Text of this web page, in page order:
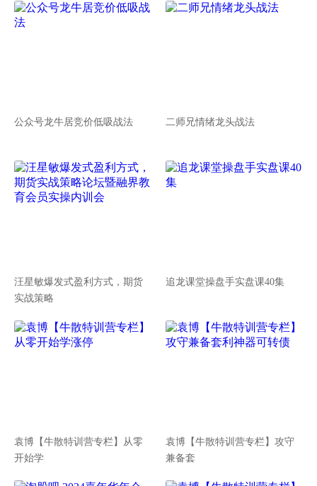
公众号龙牛居竞价低吸战法 二师兄情绪龙头战法
汪星敏爆发式盈利方式，期货
实战策略
追龙课堂操盘手实盘课40集
袁博【牛散特训营专栏】从零
开始学
袁博【牛散特训营专栏】攻守
兼备套